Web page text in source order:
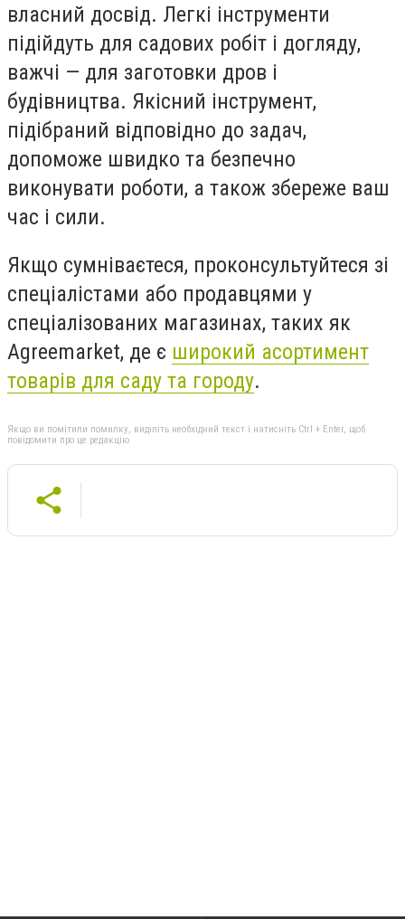
власний досвід. Легкі інструменти
підійдуть для садових робіт і догляду,
важчі — для заготовки дров і
будівництва. Якісний інструмент,
підібраний відповідно до задач,
допоможе швидко та безпечно
виконувати роботи, а також збереже ваш
час і сили.
Якщо сумніваєтеся, проконсультуйтеся зі
спеціалістами або продавцями у
спеціалізованих магазинах, таких як
Agreemarket, де є широкий асортимент
товарів для саду та городу.
Якщо ви помітили помилку, виділіть необхідний текст і натисніть Ctrl + Enter, щоб
повідомити про це редакцію